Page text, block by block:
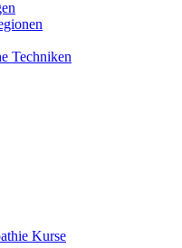
Techniken
Kurse